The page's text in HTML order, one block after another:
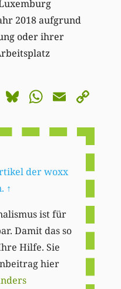
2018 aufgrund
oder ihrer
Facebook
BlueskyEmail
der woxx
↑
ist für
Damit das so
Hilfe. Sie
hier